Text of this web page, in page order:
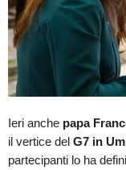
Ieri anche papa
il vertice del G7 in
partecipanti lo ha